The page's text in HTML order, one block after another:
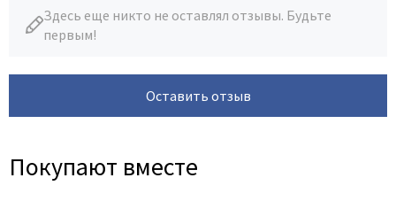
Здесь еще никто не оставлял отзывы. Будьте
первым!
Оставить отзыв
Покупают вместе